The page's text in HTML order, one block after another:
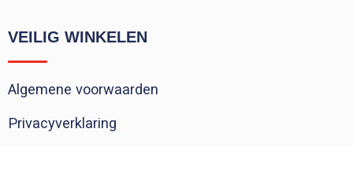
VEILIG WINKELEN
Algemene voorwaarden
Privacyverklaring